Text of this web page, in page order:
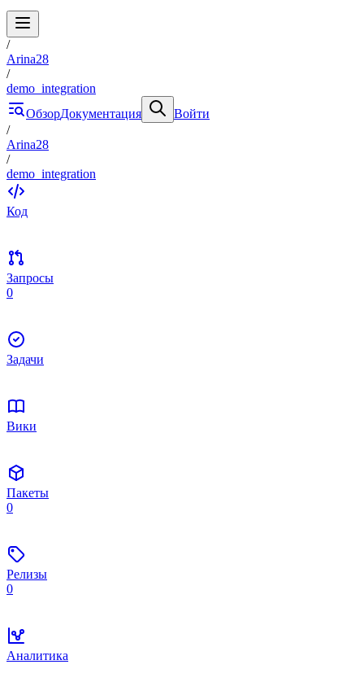
/
Arina28
/
demo_integration
ОбзорДокументация
Войти
/
Arina28
/
demo_integration
Код
Запросы
0
Задачи
Вики
Пакеты
0
Релизы
0
Аналитика